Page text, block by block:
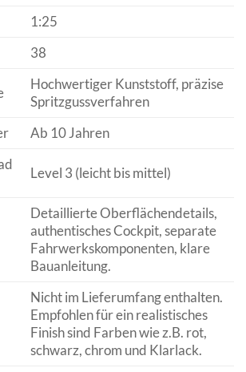
1:25
38
Hochwertiger Kunststoff, präzise
Spritzgussverfahren
Ab 10 Jahren
Level 3 (leicht bis mittel)
Detaillierte Oberflächendetails,
authentisches Cockpit, separate
Fahrwerkskomponenten, klare
Bauanleitung.
Nicht im Lieferumfang enthalten.
Empfohlen für ein realistisches
Finish sind Farben wie z.B. rot,
schwarz, chrom und Klarlack.